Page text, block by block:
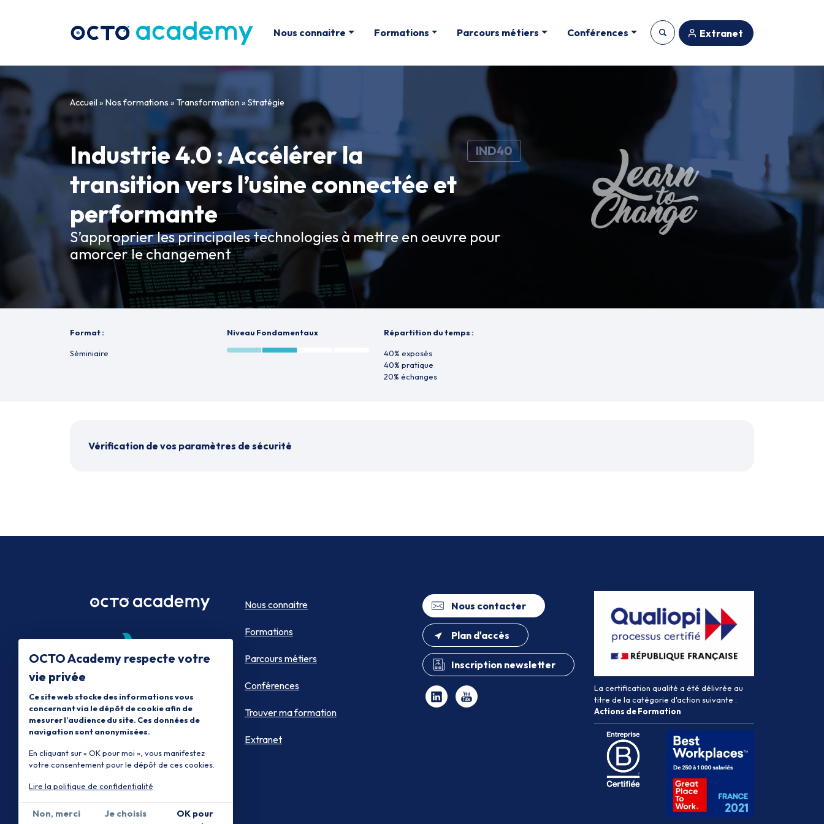
Nous connaitre Formations Parcours métiers Conférences Extranet
Accueil » Nos formations » Transformation » Stratégie
IND40
Industrie 4.0 : Accélérer la
transition vers l’usine connectée et
performante
S’approprier les principales technologies à mettre en oeuvre pour
amorcer le changement
Format :
Séminiaire
Niveau Fondamentaux Répartition du temps :
40% exposés
40% pratique
20% échanges
Vérification de vos paramètres de sécurité
Nous connaitre
Formations
Parcours métiers
Conférences
Trouver ma formation
Extranet
Nous contacter
Plan d'accès
Inscription newsletter
La certification qualité a été délivrée au
titre de la catégorie d'action suivante :
Actions de Formation
OCTO Academy respecte votre
vie privée
Ce site web stocke des informations vous
concernant via le dépôt de cookie afin de
mesurer l’audience du site. Ces données de
navigation sont anonymisées.
En cliquant sur « OK pour moi », vous manifestez
votre consentement pour le dépôt de ces cookies.
Lire la politique de confidentialité
Non, merci Je choisis
OK pour